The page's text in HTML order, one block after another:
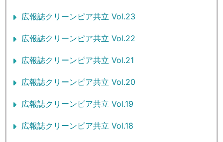
広報誌クリーンピア共立 Vol.23
広報誌クリーンピア共立 Vol.22
広報誌クリーンピア共立 Vol.21
広報誌クリーンピア共立 Vol.20
広報誌クリーンピア共立 Vol.19
広報誌クリーンピア共立 Vol.18